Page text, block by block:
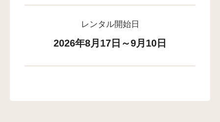
レンタル開始日
2026年8月17日～9月10日